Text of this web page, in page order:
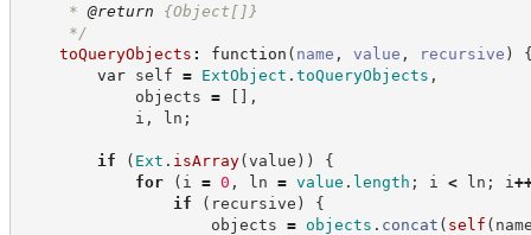
* @return
{Object[]}
*/
toQueryObjects : function ( name , value , recursive )
var self = ExtObject .toQueryObjects ,
objects = [ ] ,
i , ln ;
if ( Ext . isArray(value ) )
{
for
( i = 0 , ln = value . length ; i < ln ; i
if
( recursive )
{
objects = objects . concat ( self (